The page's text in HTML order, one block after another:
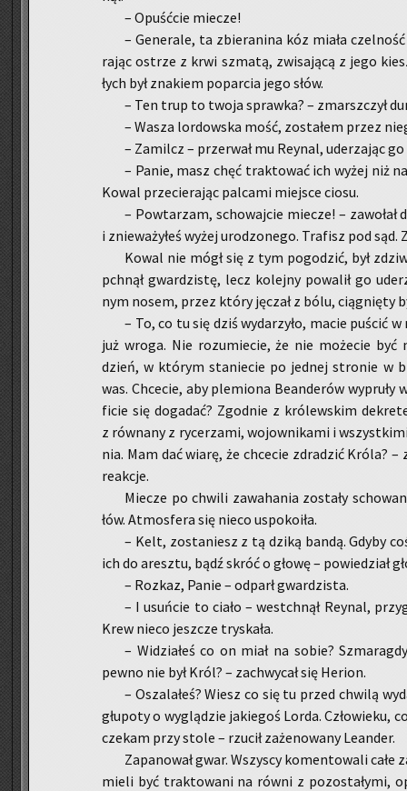
– Opuść­cie mie­cze!
– Ge­ne­ra­le, ta zbie­ra­ni­na kóz miała
ra­jąc ostrze z krwi szma­tą, zwi­sa­ją­cą z jego
łych był zna­kiem po­par­cia jego słów.
– Ten trup to twoja spraw­ka? – zmarsz­czył
– Wasza lor­dow­ska mość, zo­sta­łem przez
– Za­milcz – prze­rwał mu Rey­nal, ude­rza­jąc
– Panie, masz chęć trak­to­wać ich wyżej niż
Kowal prze­cie­ra­jąc pal­ca­mi miej­sce ciosu.
– Po­wta­rzam, scho­waj­cie mie­cze! – za­wo­łał
i znie­wa­ży­łeś wyżej uro­dzo­ne­go. Tra­fisz pod sąd.
Kowal nie mógł się z tym po­go­dzić, był
pchnął gwar­dzi­stę, lecz ko­lej­ny po­wa­lił go
nym nosem, przez który ję­czał z bólu, cią­gnię­ty
– To, co tu się dziś wy­da­rzy­ło, macie pu­ścić
już wroga. Nie ro­zu­mie­cie, że nie mo­że­cie być
dzień, w któ­rym sta­nie­cie po jed­nej stro­nie w
was. Chce­cie, aby ple­mio­na Be­an­de­rów
fi­cie się do­ga­dać? Zgod­nie z kró­lew­skim
z rów­na­ny z ry­ce­rza­mi, wo­jow­ni­ka­mi i
nia. Mam dać wiarę, że chce­cie zdra­dzić Króla?
re­ak­cje.
Mie­cze po chwi­li za­wa­ha­nia zo­sta­ły
łów. At­mos­fe­ra się nieco uspo­ko­iła.
– Kelt, zo­sta­niesz z tą dziką bandą. Gdyby
ich do aresz­tu, bądź skróć o głowę – po­wie­dział
– Roz­kaz, Panie – od­parł gwar­dzi­sta.
– I usuń­cie to ciało – wes­tchnął Rey­nal,
Krew nieco jesz­cze try­ska­ła.
– Wi­dzia­łeś co on miał na sobie?
pewno nie był Król? – za­chwy­cał się He­rion.
– Osza­la­łeś? Wiesz co się tu przed chwi­lą
głu­po­ty o wy­glą­dzie ja­kie­goś Lorda. Czło­wie­ku,
cze­kam przy stole – rzu­cił za­że­no­wa­ny Le­an­der.
Za­pa­no­wał gwar. Wszy­scy ko­men­to­wa­li całe
mieli być trak­to­wa­ni na równi z po­zo­sta­ły­mi,